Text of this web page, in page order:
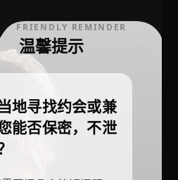
FRIENDLY REMINDER
温馨提示
地寻找约会或兼
能否保密，不泄